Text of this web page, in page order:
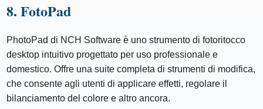
8. FotoPad
PhotoPad di NCH Software è uno strumento di fotoritocco
desktop intuitivo progettato per uso professionale e
domestico. Offre una suite completa di strumenti di modifica,
che consente agli utenti di applicare effetti, regolare il
bilanciamento del colore e altro ancora.